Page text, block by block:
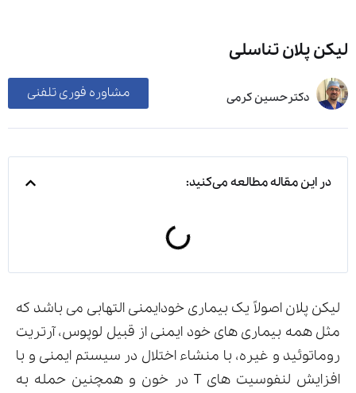
لیکن پلان تناسلی
دکترحسین کرمی مشاوره فوری تلفنی
در این مقاله مطالعه می‌کنید:
لیکن پلان اصولاً یک بیماری خودایمنی التهابی می باشد که
مثل همه بیماری های خود ایمنی از قبیل لوپوس، آرتریت
روماتوئید و غیره، با منشاء اختلال در سیستم ایمنی و با
افزایش لنفوسیت های T در خون و همچنین حمله به